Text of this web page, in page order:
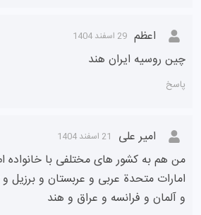
اعظم 29 اسفند 1404
چین روسیه ایران هند
پاسخ
امیر علی 21 اسفند 1404
من هم به کشور های مختلفی با خانواده
امارات متحدة عربی و عربستان و برزیل
و آلمان و فرانسه و عراق و هند